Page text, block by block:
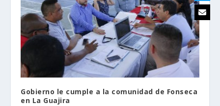
Gobierno le cumple a la comunidad de Fonseca
en La Guajira